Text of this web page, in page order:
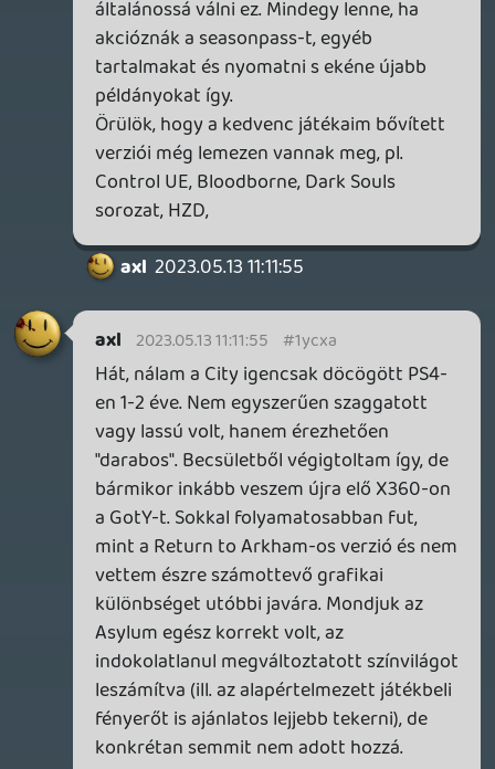
A listán szereplő (HZD, Spider-Man, TF2) és
mások által már említett címek
(Bloodborne, Until Dawn, Detroit, Persona
5) mellett a Gravity Rush 2-t, a Hellblade-
et és a Nioh-t mindenképpen
szerepeltetném a személyes kedvencek
között. És akkor a futottak még
kategóriába bele se gondoltam...
elmo76
Nekem teljesen véletlenül jött a PS3 dolog,
elotte jó pár évet kihagytam a gaming
terén. Egyik nap barátnőm szülei
beállítottak hozzánk és megleptek minket
egy új tévével. Akkor villant be a semmiből,
hogy kéne valami konzol féle és milyen jó
lenne újra játszani vagy kipróbálni a
kimaradt Metal Gear részeket. Hihetetlen,
de akkor egy PS5-ös játék áráért tudtam
venni egy használt, de teljesen felújított és
okosított PS3-mat. Pár éve egy ismerősöm
vette meg tőlem azt a PS3-mat és az
elmondása szerint a mai napig tökéletesen
működik. 🙂
axl 2023.05.12 08:08:11
2023.05.12 08:08:11 #1ycqt
Nekem pedig nem volt PS3-mam, ezért
egy csomó címet PS4-en pótoltam be róla.
(Uncharted-trilógia, TLoU, Journey, még a
polcon várakozik a GoW III Remastered és
a Heavy Rain / Beyond kollekció.)